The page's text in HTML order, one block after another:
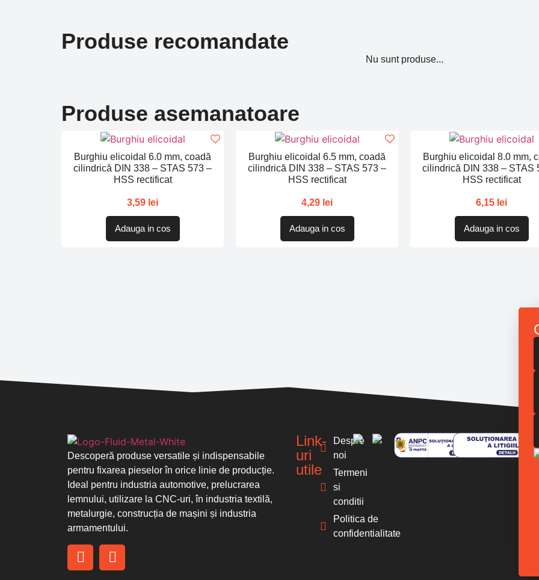
Produse recomandate
Nu sunt produse...
Produse asemanatoare
Burghiu elicoidal 6.0 mm, coadă
cilindrică DIN 338 – STAS 573 –
HSS rectificat
3,59 lei
Adauga in cos
Burghiu elicoidal 6.5 mm, coadă
cilindrică DIN 338 – STAS 573 –
HSS rectificat
4,29 lei
Adauga in cos
Burghiu elicoidal 8.0 mm,
cilindrică DIN 338 – STAS
HSS rectificat
6,15 lei
Adauga in cos
Descoperă produse versatile și indispensabile
pentru fixarea pieselor în orice linie de producție.
Ideal pentru industria automotive, prelucrarea
lemnului, utilizare la CNC-uri, în industria textilă,
metalurgie, construcția de mașini și industria
armamentului.
Link-
uri
utile
Despre
noi
Termeni
si
conditii
Politica de
confidentialitate